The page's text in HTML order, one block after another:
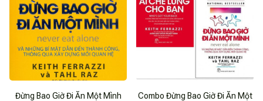
Đừng Bao Giờ Đi Ăn Một Mình
Combo Đừng Bao Giờ Đi Ăn Một